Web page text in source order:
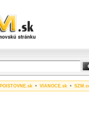
POISTOVNE.sk • VIANOCE.sk •